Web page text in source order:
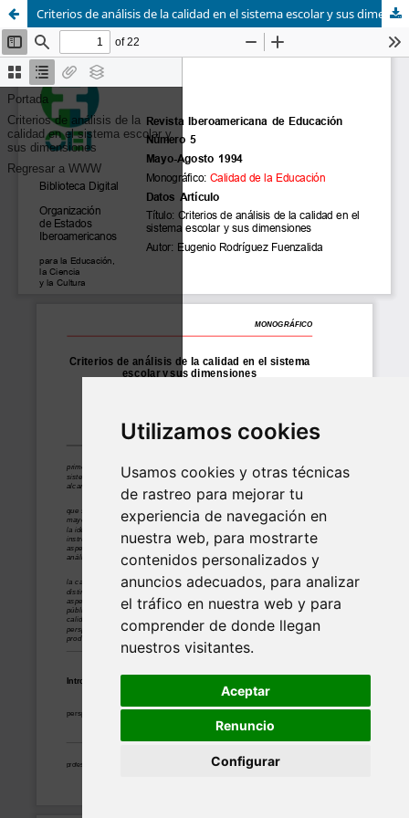
Utilizamos cookies
Usamos cookies y otras técnicas
de rastreo para mejorar tu
experiencia de navegación en
nuestra web, para mostrarte
contenidos personalizados y
anuncios adecuados, para analizar
el tráfico en nuestra web y para
comprender de donde llegan
nuestros visitantes.
Aceptar
Renuncio
Configurar
Criterios de análisis de la calidad en el sistema escolar y sus dimensiones